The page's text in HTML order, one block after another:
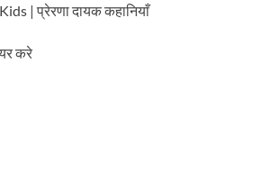
| प्रेरणा दायक कहानियाँ
करे